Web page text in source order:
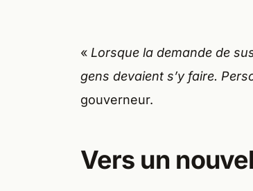
« Lorsque la demande de
gens devaient s’y faire.
gouverneur.
Vers un